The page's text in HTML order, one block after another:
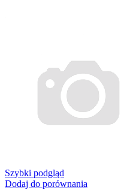
Szybki podgląd
Dodaj do porównania